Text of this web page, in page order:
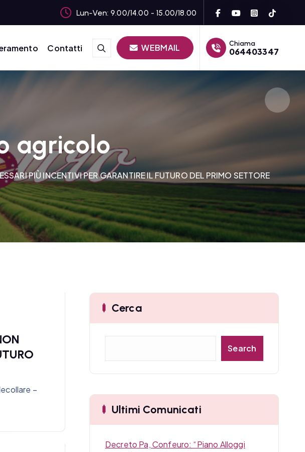
Lun-Ven: 9.00/14.00 - 15.00/18.00
Contatti WEBMAIL Chiama
064403347
agricolo
PIÙ INCENTIVI PER GARANTIRE IL FUTURO DEL PRIMO SETTORE
–
Cerca
a
Search
Ultimi Comunicati
Decreto Pa, Confeuro: “Piano Alloggi